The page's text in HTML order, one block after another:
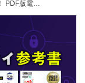
PDF版電…